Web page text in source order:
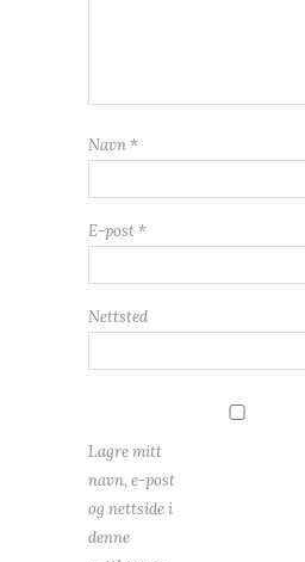
Navn *
E-post *
Nettsted
Lagre mitt
navn, e-post
og nettside i
denne